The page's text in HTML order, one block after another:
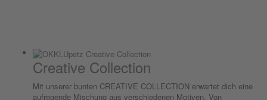
Creative Collection
Mit unserer bunten CREATIVE COLLECTION erwartet dich eine
aufregende Mischung aus verschiedenen Motiven. Von